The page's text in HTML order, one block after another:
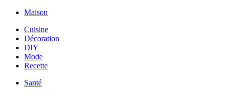
Maison
Cuisine
Décoration
DIY
Mode
Recette
Santé